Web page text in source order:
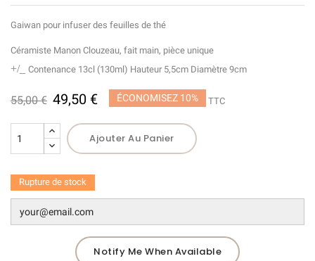
Gaiwan pour infuser des feuilles de thé
Céramiste Manon Clouzeau, fait main, pièce unique
+/_ Contenance 13cl (130ml) Hauteur 5,5cm Diamètre 9cm
55,00 € 49,50 € ÉCONOMISEZ 10% TTC
Ajouter Au Panier
Rupture de stock
Notify Me When Available